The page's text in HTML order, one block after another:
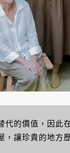
代的價值，因此
，讓珍貴的地方